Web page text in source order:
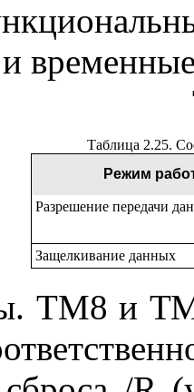
и
Таблица 2.25.
Режим
Разрешение передачи
Защелкивание данных
TM8 и